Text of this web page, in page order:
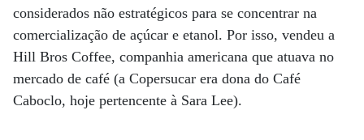
considerados não estratégicos para se concentrar na
comercialização de açúcar e etanol. Por isso, vendeu a
Hill Bros Coffee, companhia americana que atuava no
mercado de café (a Copersucar era dona do Café
Caboclo, hoje pertencente à Sara Lee).